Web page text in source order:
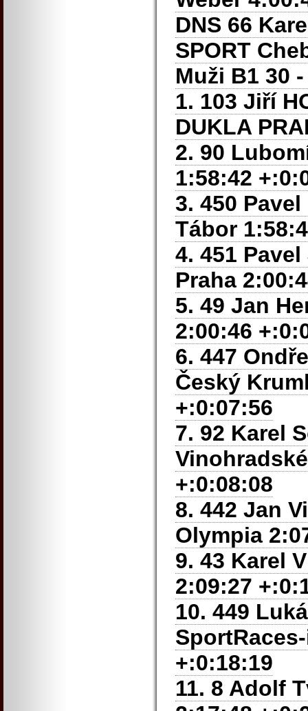
DNS 66
SPORT
Muži B1 30
1. 103 Jiří
DUKLA
2. 90
1:58:42
3. 450
Tábor
4. 451
Praha
5. 49 Jan
2:00:46
6. 447
Český
+:0:07:56
7. 92 Karel
+:0:08:08
8. 442 Jan
Olympia
9. 43 Karel
2:09:27
10. 449
+:0:18:19
11. 8 Adolf